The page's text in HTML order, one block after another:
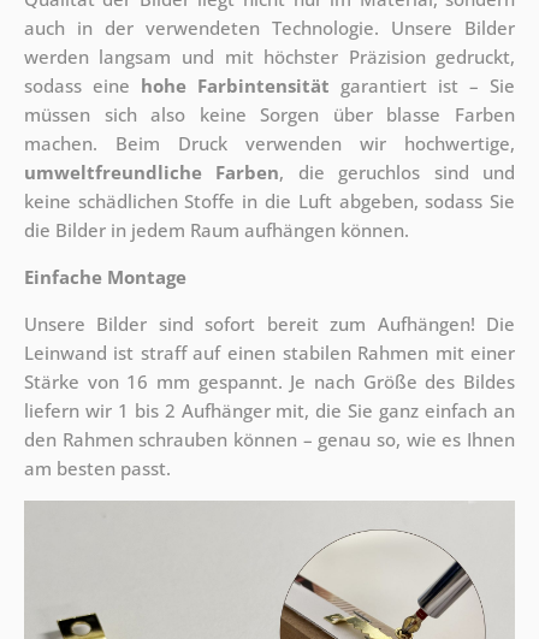
auch in der verwendeten Technologie. Unsere Bilder
werden langsam und mit höchster Präzision gedruckt,
sodass eine hohe Farbintensität garantiert ist – Sie
müssen sich also keine Sorgen über blasse Farben
machen. Beim Druck verwenden wir hochwertige,
umweltfreundliche Farben, die geruchlos sind und
keine schädlichen Stoffe in die Luft abgeben, sodass Sie
die Bilder in jedem Raum aufhängen können.
Einfache Montage
Unsere Bilder sind sofort bereit zum Aufhängen! Die
Leinwand ist straff auf einen stabilen Rahmen mit einer
Stärke von 16 mm gespannt. Je nach Größe des Bildes
liefern wir 1 bis 2 Aufhänger mit, die Sie ganz einfach an
den Rahmen schrauben können – genau so, wie es Ihnen
am besten passt.